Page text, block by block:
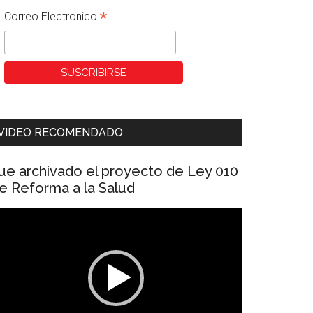
Correo Electronico *
RECOMENDADO
archivado el proyecto de Ley 010
Reforma a la Salud